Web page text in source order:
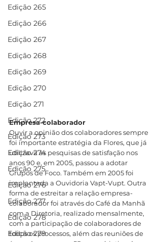
Edição 265
Edição 266
Edição 267
Edição 268
Edição 269
Edição 270
Edição 271
Edição 272
Edição 273
Edição 274
Edição 275
Edição 276
Edição 277
Edição 278
Edição 279
Empresa-colaborador
Ouvir a opinião dos colaboradores sempre
foi importante estratégia da Flores, que já
utilizava as pesquisas de satisfação nos
anos 90 e, em 2005, passou a adotar
Grupos de Foco. Também em 2005 foi
implantada a Ouvidoria Vapt-Vupt. Outra
forma de estreitar a relação empresa-
colaborador foi através do Café da Manhã
com a Diretoria, realizado mensalmente,
com a participação de colaboradores de
todos os processos, além das reuniões de